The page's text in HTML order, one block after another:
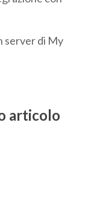
server di My
articolo